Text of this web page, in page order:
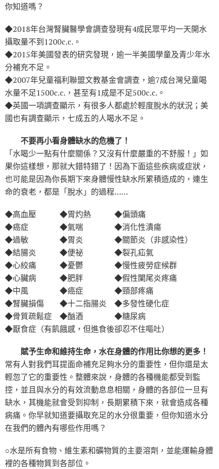
你知道嗎？
◆2018年台灣腎臟醫學會調查發現有4成民眾平均一天開水
攝取量不到1200c.c.。
◆2015年美國發表的研究發現，逾一半美國學童及青少年水
分補充不足。
◆2007年兒童福利聯盟文教基金會調查，逾7成台灣兒童喝
水量不足1500c.c.，甚至有1成是不足500c.c.。
◆英國一項調查顯示，有很多人都處於輕度脫水的狀況；美
國也有調查顯示，七成五的人喝水不足。
不要再小看身體缺水的危機了！
「水喝少一點有什麼關係？又沒有什麼嚴重的不舒服！」如
果你這樣想，那就大錯特錯了！因為下面這些疾病或症狀，
也可能是因為你長期下來身體慢性缺水所累積造成的，連生
命的衰老，都是「脫水」的過程……
◆高血壓 ◆胃灼熱 ◆偏頭痛
◆癌症 ◆氣喘 ◆消化性潰瘍
◆過敏 ◆胃炎 ◆關節炎（非感染性）
◆結腸炎 ◆便祕 ◆裂孔疝氣
◆心絞痛 ◆憂鬱 ◆慢性疲勞症候群
◆心臟病 ◆肥胖 ◆假性闌尾炎疼痛
◆中風 ◆癌症 ◆頸部疼痛
◆腎臟損傷 ◆十二指腸炎 ◆多發性硬化症
◆骨質疏鬆症 ◆酗酒 ◆糖尿病
◆厭食症（有飢餓感，但進食後卻忍不住嘔吐）
賦予生命和維持生命，水在身體的作用比你想的更多！
常有人對我們耳提面命補充足夠水分的重要性，但你還是太
輕忽了它的重要性。整體來說，身體的各種機能都受到監
控，並且與水分的有效流動息息相關，身體的各部位一旦有
缺水，其機能就會受到抑制，長期累積下來，就會造成各種
病痛。你早就知道要攝取充足的水分很重要，但你知道水分
在我們的體內有哪些作用嗎？
○水是所有食物、維生素和礦物質的主要溶劑，並能運輸身體
裡的各種物質到各部位。